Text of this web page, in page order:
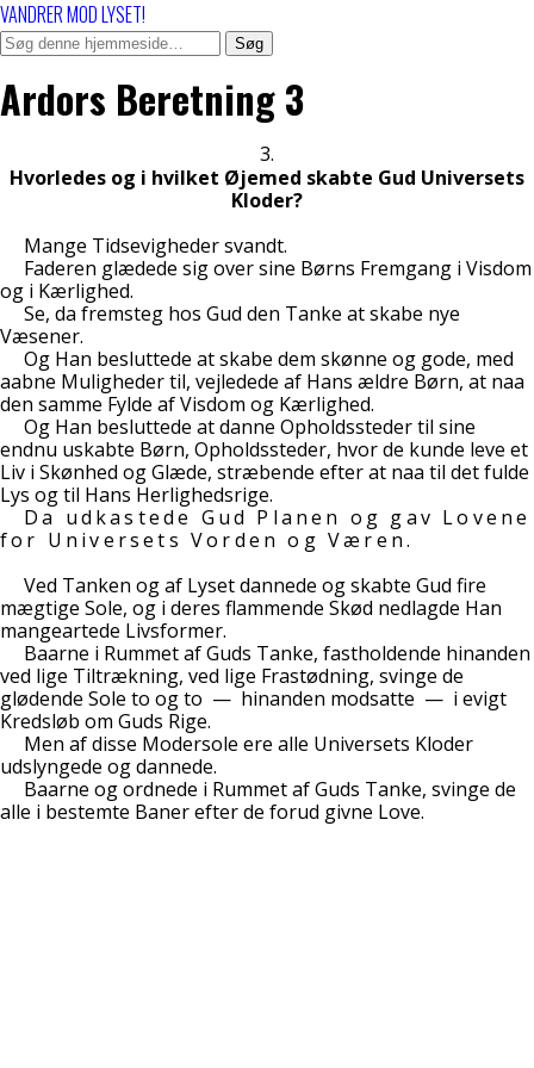
VANDRER MOD LYSET!
Ardors Beretning 3
3.
Hvorledes og i hvilket Øjemed skabte Gud Universets
Kloder?
Mange Tidsevigheder svandt.
Faderen glædede sig over sine Børns Fremgang i Visdom
og i Kærlighed.
Se, da fremsteg hos Gud den Tanke at skabe nye
Væsener.
Og Han besluttede at skabe dem skønne og gode, med
aabne Muligheder til, vejledede af Hans ældre Børn, at naa
den samme Fylde af Visdom og Kærlighed.
Og Han besluttede at danne Opholdssteder til sine
endnu uskabte Børn, Opholdssteder, hvor de kunde leve et
Liv i Skønhed og Glæde, stræbende efter at naa til det fulde
Lys og til Hans Herlighedsrige.
Da udkastede Gud Planen og gav Lovene
for Universets Vorden og Væren.
Ved Tanken og af Lyset dannede og skabte Gud fire
mægtige Sole, og i deres flammende Skød nedlagde Han
mangeartede Livsformer.
Baarne i Rummet af Guds Tanke, fastholdende hinanden
ved lige Tiltrækning, ved lige Frastødning, svinge de
glødende Sole to og to — hinanden modsatte — i evigt
Kredsløb om Guds Rige.
Men af disse Modersole ere alle Universets Kloder
udslyngede og dannede.
Baarne og ordnede i Rummet af Guds Tanke, svinge de
alle i bestemte Baner efter de forud givne Love.